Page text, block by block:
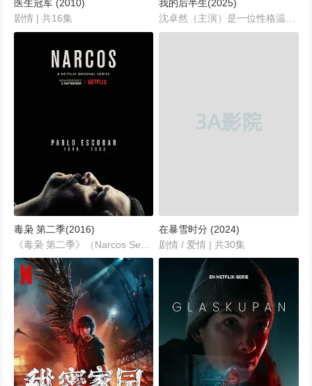
医生冠军 (2010)
剧情 | 共16集
我的后半生(2025)
沈卓然（主演）是一位性格温和、学识渊博的退休文学系教授，他的家庭生活原本十分幸福美满，拥有一对儿女和可爱的孙子。然而，妻子的离世给他的生活带来了巨大的变化。在朋友们的鼓励下，沈卓然决定开启一段新的生活篇章，勇敢地踏上了相亲之路。...
毒枭 第二季(2016)
在暴雪时分 (2024)
剧情 / 爱情 | 共30集